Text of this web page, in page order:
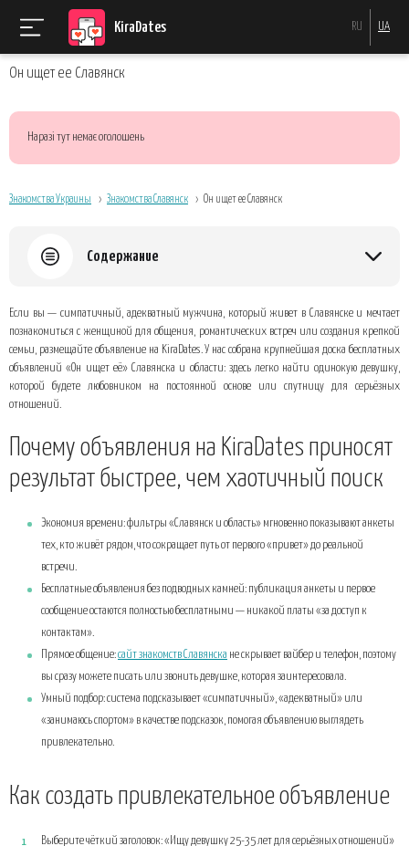
KiraDates RU UA
Он ищет ее Славянск
Наразі тут немає оголошень
Знакомства Украины Знакомства Славянск Он ищет ее Славянск
Содержание
Как создать привлекательное объявление
Типичные ошибки, которых стоит избегать
Что делать после публикации
Если вы — симпатичный, адекватный мужчина, который живет в Славянске и мечтает
познакомиться с женщиной для общения, романтических встреч или создания крепкой
семьи, размещайте объявление на KiraDates. У нас собрана крупнейшая доска бесплатных
объявлений «Он ищет её» Славянска и области: здесь легко найти одинокую девушку,
которой будете любовником на постоянной основе или спутницу для серьёзных
отношений.
Почему объявления на KiraDates приносят
результат быстрее, чем хаотичный поиск
Экономия времени: фильтры «Славянск и область» мгновенно показывают анкеты
тех, кто живёт рядом, что сокращает путь от первого «привет» до реальной
встречи.
Бесплатные объявления без подводных камней: публикация анкеты и первое
сообщение остаются полностью бесплатными — никакой платы «за доступ к
контактам».
Прямое общение:сайт знакомств Славянска не скрывает вайбер и телефон, поэтому
вы сразу можете писать или звонить девушке, которая заинтересовала.
Умный подбор: система подсказывает «симпатичный», «адекватный» или
«занимаюсь спортом» в качестве подсказок, помогая объявлению выглядеть
привлекательно.
Как создать привлекательное объявление
Выберите чёткий заголовок: «Ищу девушку 25-35 лет для серьёзных отношений»